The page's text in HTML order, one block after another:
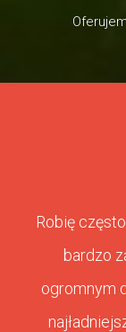
Robię
bardzo
ogromnym